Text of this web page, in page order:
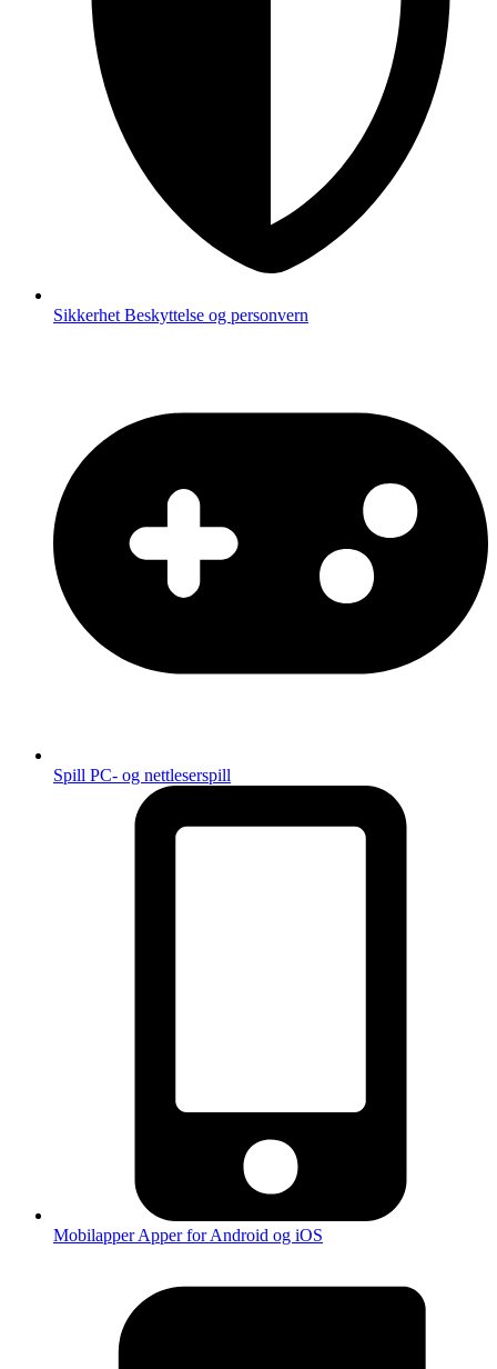
Sikkerhet Beskyttelse og personvern
Spill PC- og nettleserspill
MobilapperApper for Android og iOS